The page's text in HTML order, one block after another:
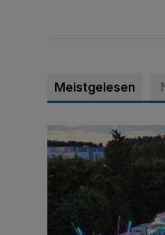
Meistgelesen
Vier Tage mit vollem